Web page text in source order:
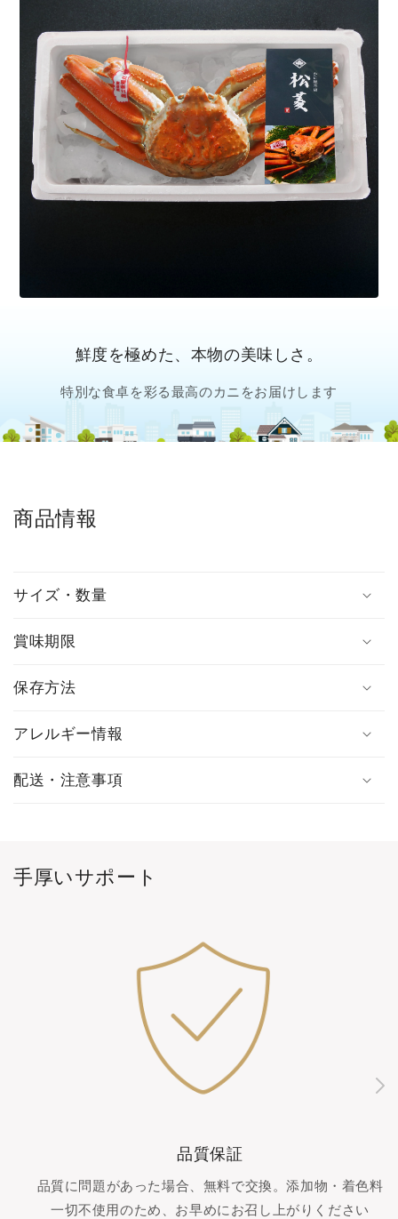
鮮度を極めた、本物の美味しさ。
特別な食卓を彩る最高のカニをお届けします
商品情報
サイズ・数量
賞味期限
保存方法
アレルギー情報
配送・注意事項
手厚いサポート
品質保証
品質に問題があった場合、無料で交換。添加物・着色料
一切不使用のため、お早めにお召し上がりください